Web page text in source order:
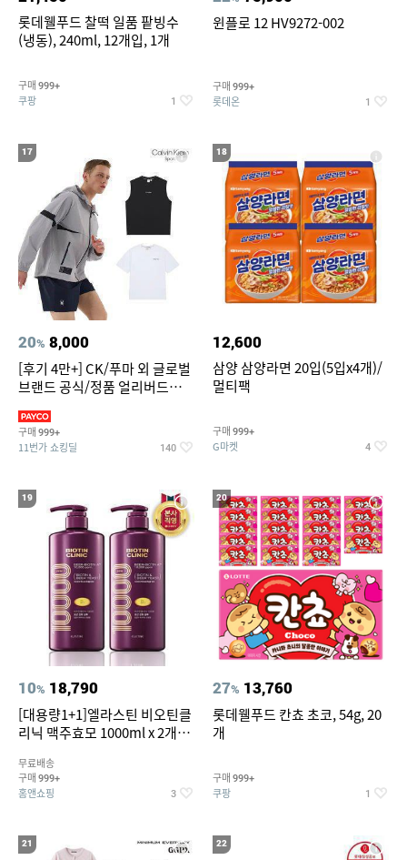
롯데웰푸드 찰떡 일품 팥빙수
(냉동), 240ml, 12개입, 1개
구매 999+
쿠팡 1
윈플로 12 HV9272-002
구매 999+
롯데온 1
17
20% 8,000
[후기 4만+] CK/푸마 외 글로벌
브랜드 공식/정품 얼리버드
구매 999+
11번가 쇼킹딜 140
18
12,600
삼양 삼양라면 20입(5입x4개)/
멀티팩
구매 999+
G마켓 4
19
10% 18,790
[대용량1+1]엘라스틴 비오틴클
리닉 맥주효모 1000ml x 2개
무료배송
구매 999+
홈앤쇼핑 3
20
27% 13,760
롯데웰푸드 칸쵸 초코, 54g, 20
개
구매 999+
쿠팡 1
21 22